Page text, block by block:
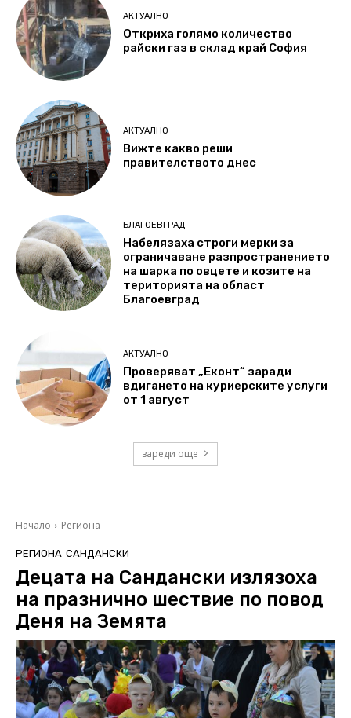
АКТУАЛНО
Откриха голямо количество
райски газ в склад край София
АКТУАЛНО
Вижте какво реши
правителството днес
БЛАГОЕВГРАД
Набелязаха строги мерки за
ограничаване разпространението
на шарка по овцете и козите на
територията на област
Благоевград
АКТУАЛНО
Проверяват „Еконт“ заради
вдигането на куриерските услуги
от 1 август
зареди още